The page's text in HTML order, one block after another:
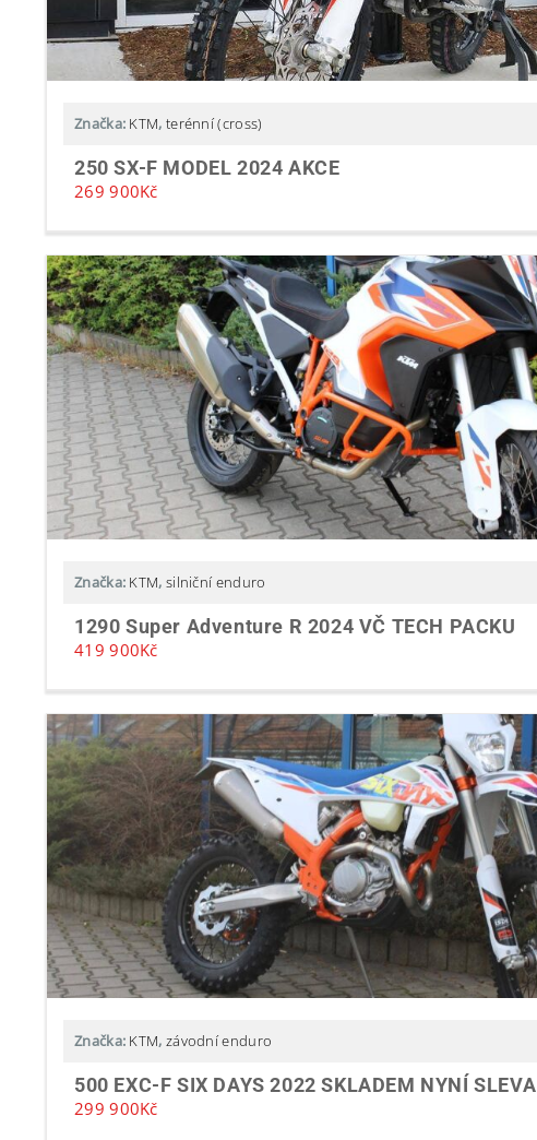
Značka: KTM, terénní (cross)
250 SX-F MODEL 2024 AKCE
269 900Kč
Značka: KTM, silniční enduro
1290 Super Adventure R 2024 VČ TECH PACKU
419 900Kč
Značka: KTM, závodní enduro
500 EXC-F SIX DAYS 2022 SKLADEM NYNÍ SLEVA
299 900Kč